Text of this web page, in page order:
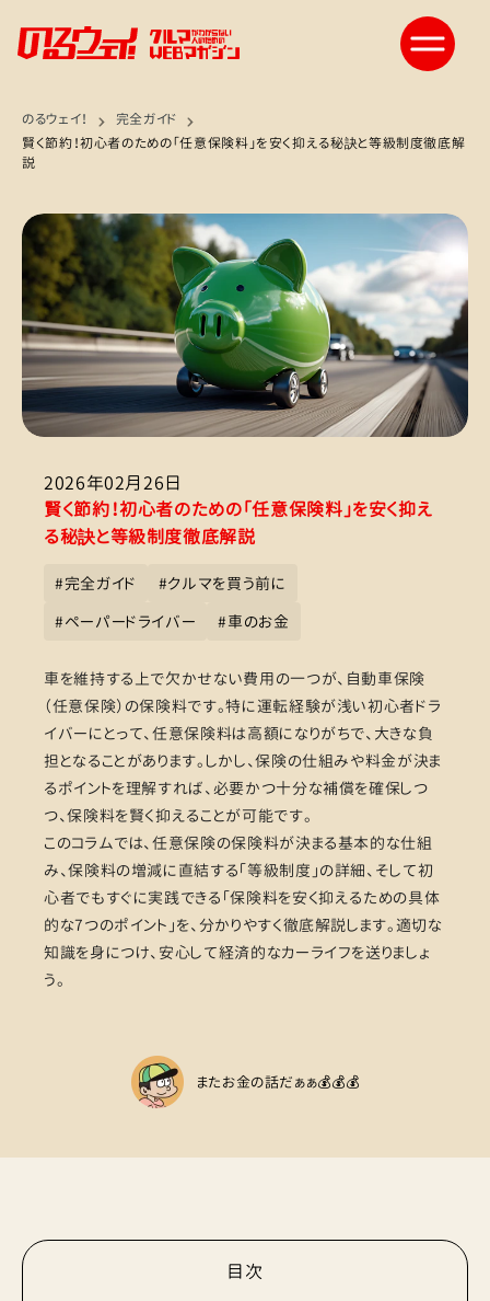
のるウェイ！
完全ガイド
賢く節約！初心者のための「任意保険料」を安く抑える秘訣と等級制度徹底解
説
2026年02月26日
賢く節約！初心者のための「任意保険料」を安く抑え
る秘訣と等級制度徹底解説
#完全ガイド #クルマを買う前に
#ペーパードライバー #車のお金
車を維持する上で欠かせない費用の一つが、自動車保険
（任意保険）の保険料です。特に運転経験が浅い初心者ドラ
イバーにとって、任意保険料は高額になりがちで、大きな負
担となることがあります。しかし、保険の仕組みや料金が決ま
るポイントを理解すれば、必要かつ十分な補償を確保しつ
つ、保険料を賢く抑えることが可能です。
このコラムでは、任意保険の保険料が決まる基本的な仕組
み、保険料の増減に直結する「等級制度」の詳細、そして初
心者でもすぐに実践できる「保険料を安く抑えるための具体
的な7つのポイント」を、分かりやすく徹底解説します。適切な
知識を身につけ、安心して経済的なカーライフを送りましょ
う。
またお金の話だぁぁ💰💰💰
目次